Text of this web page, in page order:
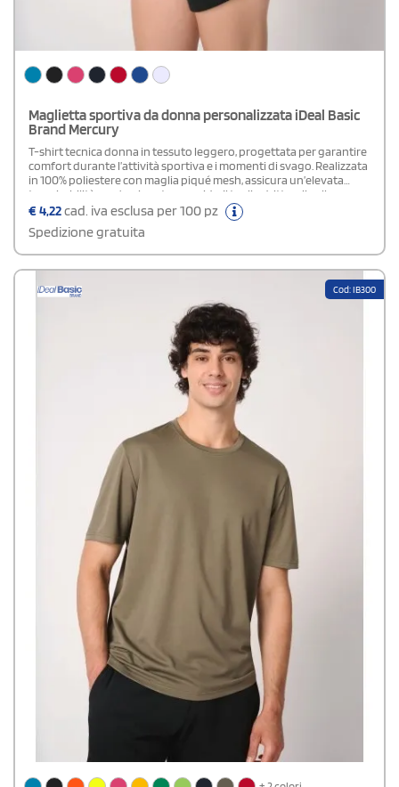
Maglietta sportiva da donna personalizzata iDeal Basic
Brand Mercury
T-shirt tecnica donna in tessuto leggero, progettata per garantire
comfort durante l’attività sportiva e i momenti di svago. Realizzata
in 100% poliestere con maglia piqué mesh, assicura un’elevata
traspirabilità e un’asciugatura rapida. Il taglio dritto e il collo
rotondo in piqué mesh offrono una vestibilità naturale, mentre le
doppie impunture ne aumentano la resistenza. Il nastro di rinforzo
interno al collo tono su tono assicura una finitura pulita e
duratura. Gli orli delle maniche e del fondo sono rifiniti a doppio
professionali.Disponibile modello Uomo e Bambino
€4,22cad. iva esclusa per 100 pz
Spedizione gratuita
Cod: IB300